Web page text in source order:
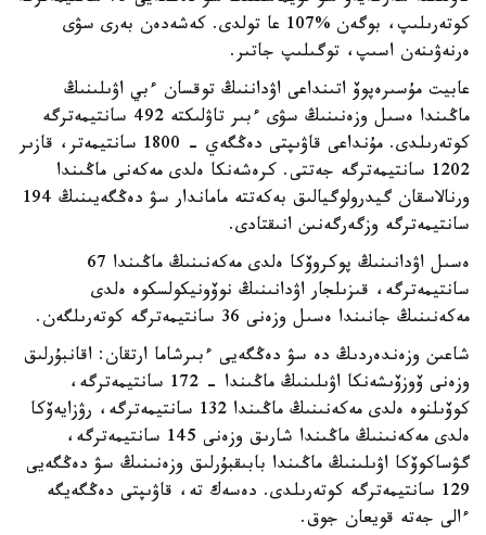
كوتەرىلىپ، بوگەن %107 عا تولدى. كەشەدەن بەرى سۋى
ەرنەۋىنەن اسىپ، توگىلىپ جاتىر.
عابيت مۇسىرەپوۆ اتىنداعى اۋداننىڭ توقسان ءبي اۋىلىنىڭ
ماڭىندا ەسىل وزەنىنىڭ سۋى ءبىر تاۋلىكتە 492 سانتيمەترگە
كوتەرىلدى. مۇنداعى قاۋىپتى دەڭگەي - 1800 سانتيمەتر، قازىر
1202 سانتيمەترگە جەتتى. كرەشەنكا ەلدى مەكەنى ماڭىندا
ورنالاسقان گيدرولوگيالىق بەكەتتە ماماندار سۋ دەڭگەيىنىڭ 194
سانتيمەترگە وزگەرگەنىن انىقتادى.
ەسىل اۋدانىنىڭ پوكروۆكا ەلدى مەكەنىنىڭ ماڭىندا 67
سانتيمەترگە، قىزىلجار اۋدانىنىڭ نوۆونيكولسكوە ەلدى
مەكەنىنىڭ جانىندا ەسىل وزەنى 36 سانتيمەترگە كوتەرىلگەن.
شاعىن وزەندەردىڭ دە سۋ دەڭگەيى ءبىرشاما ارتقان: اقانبۇرلىق
وزەنى ۆوزۆىشەنكا اۋىلىنىڭ ماڭىندا - 172 سانتيمەترگە،
كوۆىلنوە ەلدى مەكەنىنىڭ ماڭىندا 132 سانتيمەترگە، رۋزايەۆكا
ەلدى مەكەنىنىڭ ماڭىندا شارىق وزەنى 145 سانتيمەترگە،
گۋساكوۆكا اۋىلىنىڭ ماڭىندا بابىقبۇرلىق وزەنىنىڭ سۋ دەڭگەيى
129 سانتيمەترگە كوتەرىلدى. دەسەك تە، قاۋىپتى دەڭگەيگە
ءالى جەتە قويعان جوق.